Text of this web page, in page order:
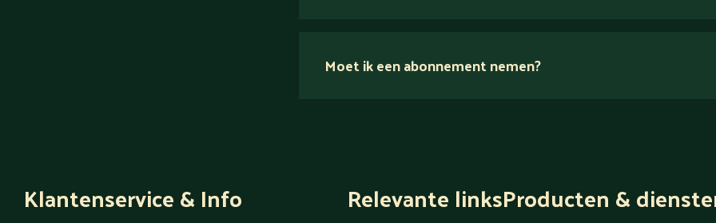
Moet ik een abonnement nemen?
Klantenservice & Info Relevante linksProducten &